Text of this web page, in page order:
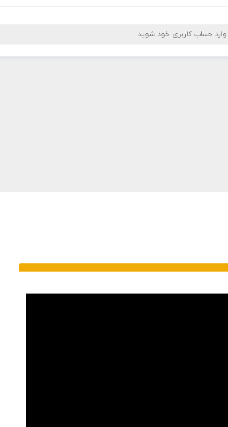
وارد حساب کاربری خود شوید